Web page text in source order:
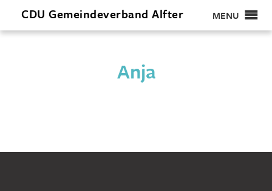
CDU Gemeindeverband Alfter MENU
Anja